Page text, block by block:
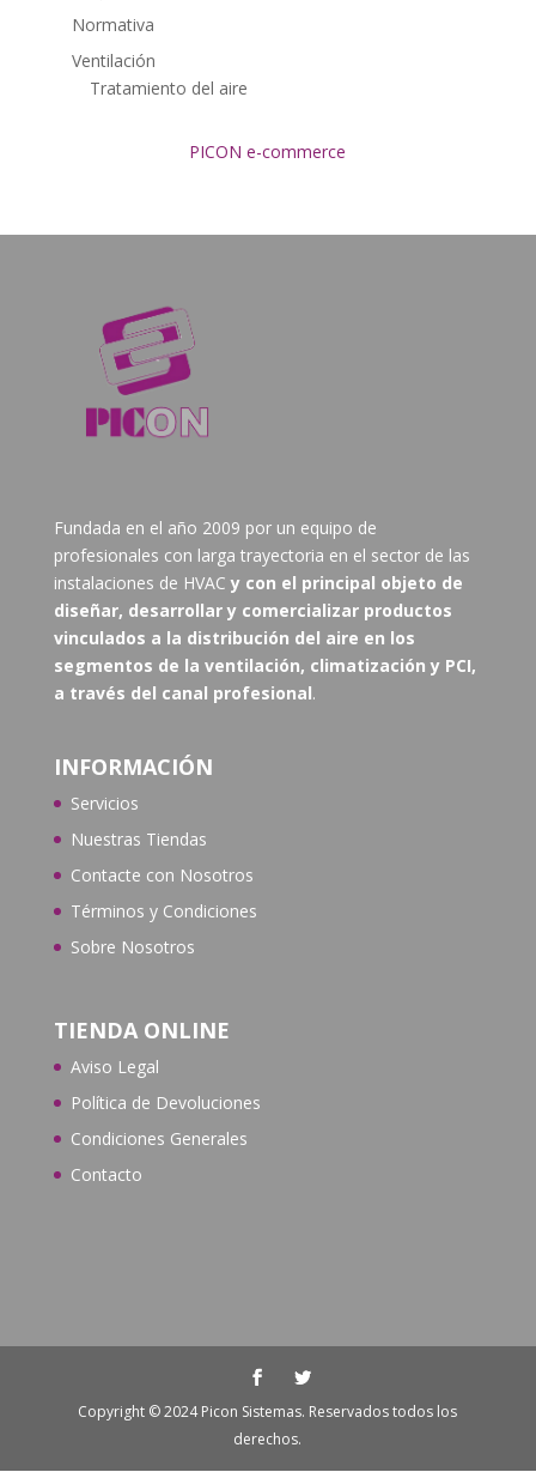
Normativa
Ventilación
Tratamiento del aire
PICON e-commerce
Fundada en el año 2009 por un equipo de
profesionales con larga trayectoria en el sector de las
instalaciones de HVAC y con el principal objeto de
diseñar, desarrollar y comercializar productos
vinculados a la distribución del aire en los
segmentos de la ventilación, climatización y PCI,
a través del canal profesional.
INFORMACIÓN
Servicios
Nuestras Tiendas
Contacte con Nosotros
Términos y Condiciones
Sobre Nosotros
TIENDA ONLINE
Aviso Legal
Política de Devoluciones
Condiciones Generales
Contacto
Copyright © 2024 Picon Sistemas. Reservados todos los
derechos.